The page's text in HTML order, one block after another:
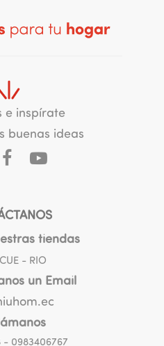
e inspírate
buenas ideas
tiendas
- RIO
un Email
- 0983406767